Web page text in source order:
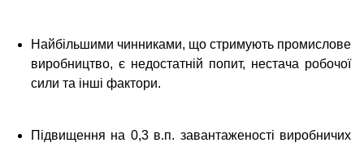
Найбільшими чинниками, що стримують промислове
виробництво, є недостатній попит, нестача робочої
сили та інші фактори.
Підвищення на 0,3 в.п. завантаженості виробничих